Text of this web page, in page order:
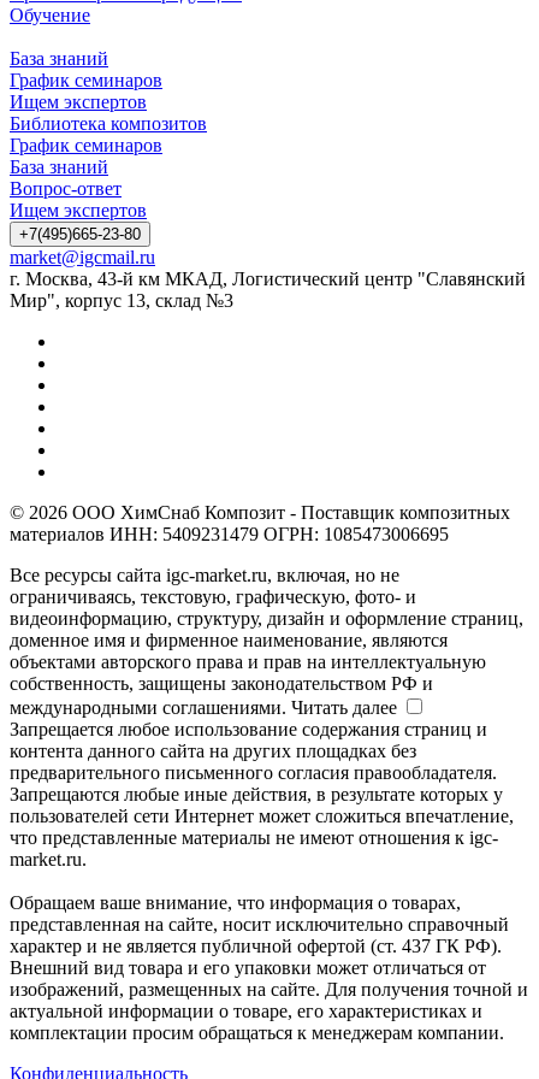
Обучение
База знаний
График семинаров
Ищем экспертов
Библиотека композитов
График семинаров
База знаний
Вопрос-ответ
Ищем экспертов
+7(495)665-23-80
market@igcmail.ru
г. Москва, 43-й км МКАД, Логистический центр "Славянский
Мир", корпус 13, склад №3
© 2026 ООО ХимСнаб Композит - Поставщик композитных
материалов ИНН: 5409231479 ОГРН: 1085473006695
Все ресурсы сайта igc-market.ru, включая, но не
ограничиваясь, текстовую, графическую, фото- и
видеоинформацию, структуру, дизайн и оформление страниц,
доменное имя и фирменное наименование, являются
объектами авторского права и прав на интеллектуальную
собственность, защищены законодательством РФ и
международными соглашениями. Читать далее
Запрещается любое использование содержания страниц и
контента данного сайта на других площадках без
предварительного письменного согласия правообладателя.
Запрещаются любые иные действия, в результате которых у
пользователей сети Интернет может сложиться впечатление,
что представленные материалы не имеют отношения к igc-
market.ru.
Обращаем ваше внимание, что информация о товарах,
представленная на сайте, носит исключительно справочный
характер и не является публичной офертой (ст. 437 ГК РФ).
Внешний вид товара и его упаковки может отличаться от
изображений, размещенных на сайте. Для получения точной и
актуальной информации о товаре, его характеристиках и
комплектации просим обращаться к менеджерам компании.
Конфиденциальность